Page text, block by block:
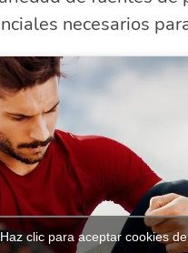
necesarios
Haz clic para aceptar cookies